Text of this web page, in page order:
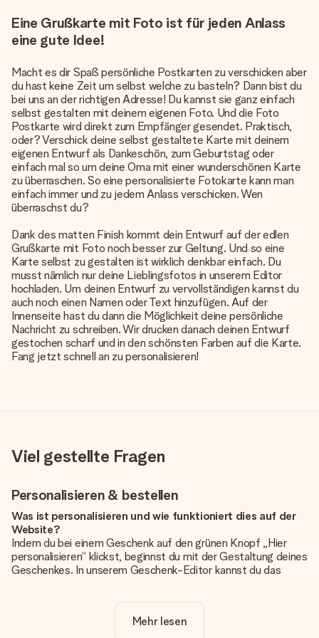
Eine Grußkarte mit Foto ist für jeden Anlass
eine gute Idee!
Macht es dir Spaß persönliche Postkarten zu verschicken aber
du hast keine Zeit um selbst welche zu basteln? Dann bist du
bei uns an der richtigen Adresse! Du kannst sie ganz einfach
selbst gestalten mit deinem eigenen Foto. Und die Foto
Postkarte wird direkt zum Empfänger gesendet. Praktisch,
oder? Verschick deine selbst gestaltete Karte mit deinem
eigenen Entwurf als Dankeschön, zum Geburtstag oder
einfach mal so um deine Oma mit einer wunderschönen Karte
zu überraschen. So eine personalisierte Fotokarte kann man
einfach immer und zu jedem Anlass verschicken. Wen
überraschst du?
Dank des matten Finish kommt dein Entwurf auf der edlen
Grußkarte mit Foto noch besser zur Geltung. Und so eine
Karte selbst zu gestalten ist wirklich denkbar einfach. Du
musst nämlich nur deine Lieblingsfotos in unserem Editor
hochladen. Um deinen Entwurf zu vervollständigen kannst du
auch noch einen Namen oder Text hinzufügen. Auf der
Innenseite hast du dann die Möglichkeit deine persönliche
Nachricht zu schreiben. Wir drucken danach deinen Entwurf
gestochen scharf und in den schönsten Farben auf die Karte.
Fang jetzt schnell an zu personalisieren!
Viel gestellte Fragen
Personalisieren & bestellen
Was ist personalisieren und wie funktioniert dies auf der
Website?
Indem du bei einem Geschenk auf den grünen Knopf „Hier
personalisieren“ klickst, beginnst du mit der Gestaltung deines
Geschenkes. In unserem Geschenk-Editor kannst du das
noch eines unserer angebotenen Designs, um deinem
Geschenk die perfekte Ausstrahlung zu verleihen.
Mehr lesen